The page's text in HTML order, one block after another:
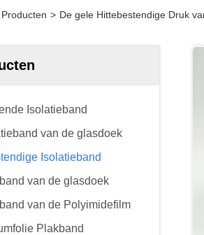
Producten > De gele Hittebestendige Druk
Isolatieband
van de glasdoek
Isolatieband
van de glasdoek
van de Polyimidefilm
Plakband